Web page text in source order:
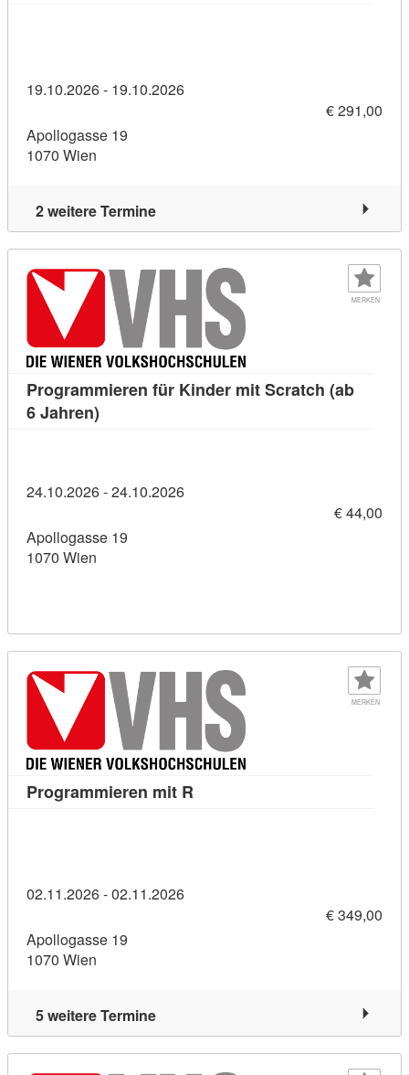
19.10.2026 - 19.10.2026
€ 291,00
Apollogasse 19
1070 Wien
2 weitere Termine
MERKEN
Programmieren für Kinder mit Scratch (ab
6 Jahren)
24.10.2026 - 24.10.2026
€ 44,00
Apollogasse 19
1070 Wien
MERKEN
Programmieren mit R
02.11.2026 - 02.11.2026
€ 349,00
Apollogasse 19
1070 Wien
5 weitere Termine